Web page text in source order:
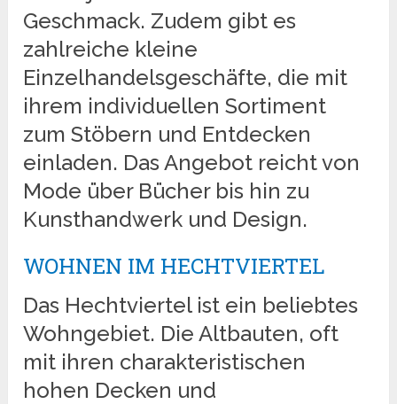
Geschmack. Zudem gibt es
zahlreiche kleine
Einzelhandelsgeschäfte, die mit
ihrem individuellen Sortiment
zum Stöbern und Entdecken
einladen. Das Angebot reicht von
Mode über Bücher bis hin zu
Kunsthandwerk und Design.
WOHNEN IM HECHTVIERTEL
Das Hechtviertel ist ein beliebtes
Wohngebiet. Die Altbauten, oft
mit ihren charakteristischen
hohen Decken und